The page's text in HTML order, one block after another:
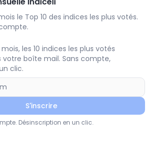
le Top 10 des indices les plus votés.
les 10 indices les plus votés
boîte mail. Sans compte,
clic.
S'inscrire
Désinscription en un clic.